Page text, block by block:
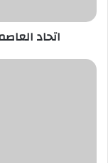
اتحاد
في